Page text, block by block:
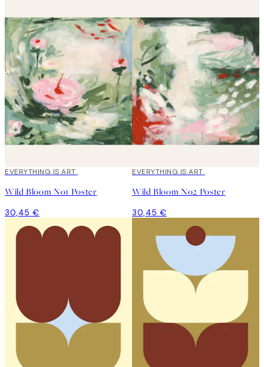
EVERYTHING IS ART
Wild Bloom No1 Poster
30,45 €
EVERYTHING IS ART
Wild Bloom No2 Poster
30,45 €